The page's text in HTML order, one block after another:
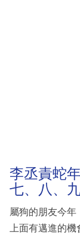
李丞責蛇
七、八、
屬狗的朋友今
上面有邁進的